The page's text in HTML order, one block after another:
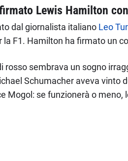
Lewis Hamilton
dal giornalista italiano Leo
F1. Hamilton ha firmato un
rosso sembrava un sogno
Schumacher aveva vinto
Mogol: se funzionerà o